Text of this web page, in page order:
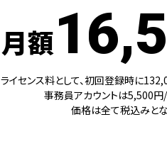
月額
ライセンス料として、初回登録時に
事務員アカウントは5,500円/
価格は全て税込みとな